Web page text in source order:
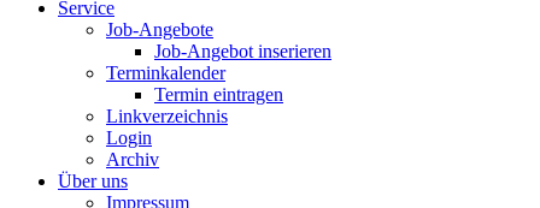
Service
Job-Angebote
Job-Angebot inserieren
Terminkalender
Termin eintragen
Linkverzeichnis
Login
Archiv
Über uns
Impressum